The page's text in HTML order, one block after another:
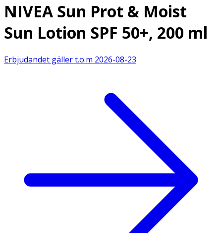
NIVEA Sun Prot & Moist
Sun Lotion SPF 50+, 200 ml
Erbjudandet gäller t.o.m 2026-08-23